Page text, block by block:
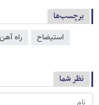
برچسب‌ها
استیضاح راه آهن
نظر شما